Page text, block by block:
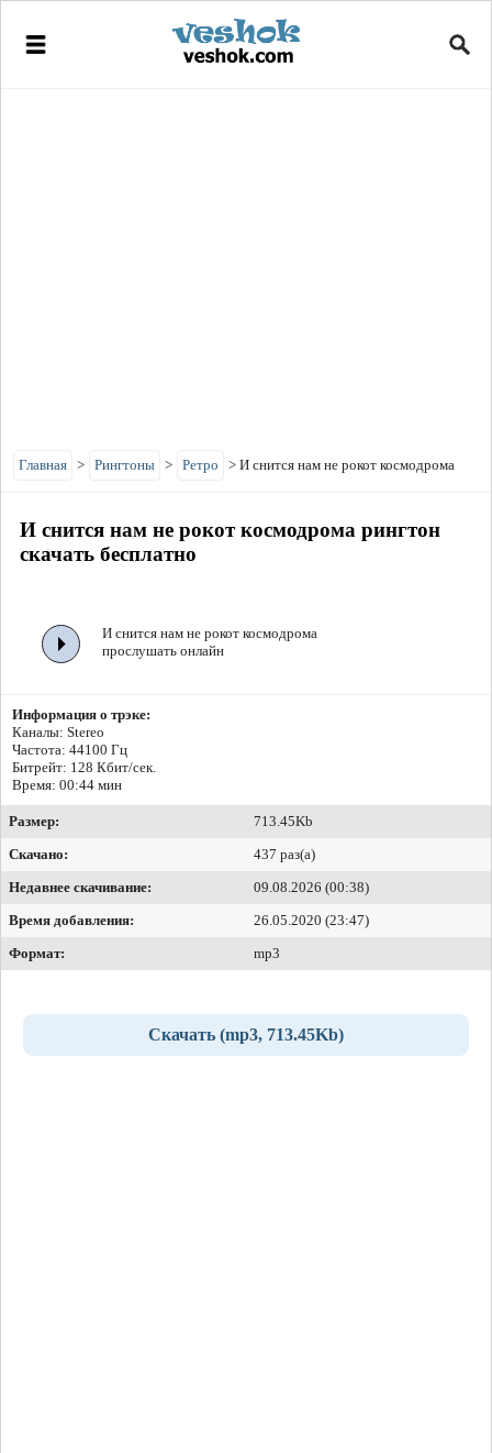
Главная > Рингтоны > Ретро > И снится нам не рокот космодрома
И снится нам не рокот космодрома рингтон
скачать бесплатно
И снится нам не рокот космодрома
прослушать онлайн
Информация о трэке:
Каналы: Stereo
Частота: 44100 Гц
Битрейт: 128 Кбит/сек.
Время: 00:44 мин
Размер:
713.45Kb
Скачано:
437 раз(а)
Недавнее скачивание:
09.08.2026 (00:38)
Время добавления:
26.05.2020 (23:47)
Формат:
mp3
Скачать (mp3, 713.45Kb)